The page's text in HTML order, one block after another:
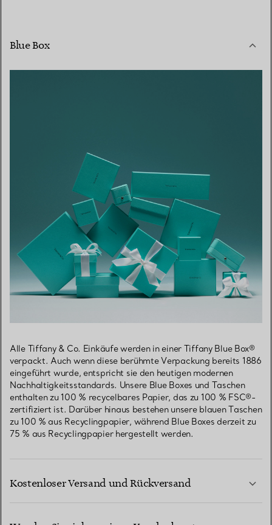
Blue Box
Alle Tiffany & Co. Einkäufe werden in einer Tiffany Blue Box®
verpackt. Auch wenn diese berühmte Verpackung bereits 1886
eingeführt wurde, entspricht sie den heutigen modernen
Nachhaltigkeitsstandards. Unsere Blue Boxes und Taschen
enthalten zu 100 % recycelbares Papier, das zu 100 % FSC®-
zertifiziert ist. Darüber hinaus bestehen unsere blauen Taschen
zu 100 % aus Recyclingpapier, während Blue Boxes derzeit zu
75 % aus Recyclingpapier hergestellt werden.
Kostenloser Versand und Rückversand